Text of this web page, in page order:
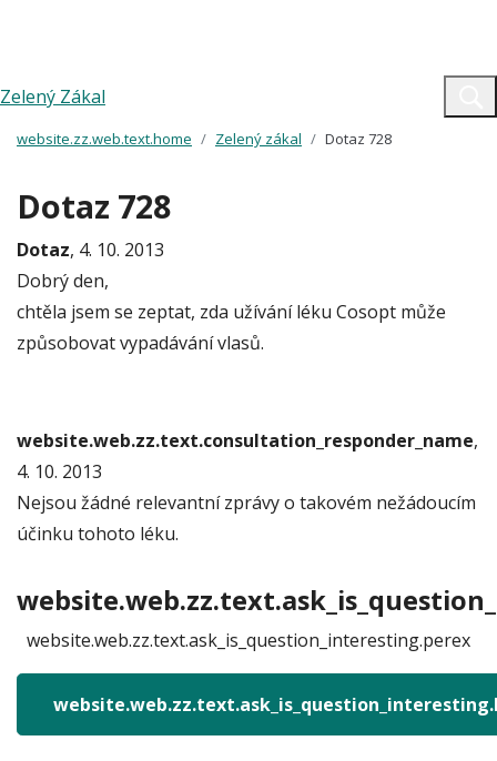
Zelený Zákal
website.zz.web.text.home Zelený zákal Dotaz 728
Dotaz 728
Dotaz, 4. 10. 2013
Dobrý den,
chtěla jsem se zeptat, zda užívání léku Cosopt může
způsobovat vypadávání vlasů.
website.web.zz.text.consultation_responder_name,
4. 10. 2013
Nejsou žádné relevantní zprávy o takovém nežádoucím
účinku tohoto léku.
website.web.zz.text.ask_is_question_interesting.perex